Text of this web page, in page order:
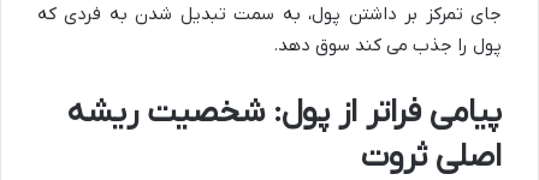
جای تمرکز بر داشتن پول، به سمت تبدیل شدن به فردی که
پول را جذب می کند سوق دهد.
پیامی فراتر از پول: شخصیت ریشه
اصلی ثروت